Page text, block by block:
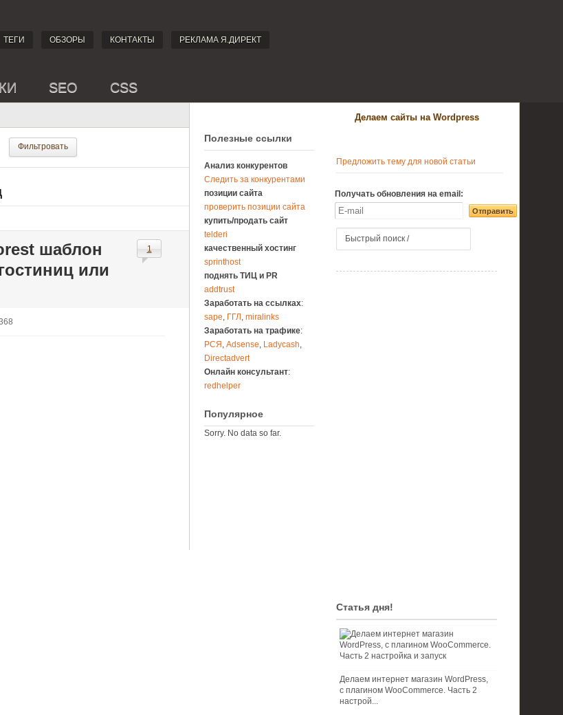
ТЕГИ ОБЗОРЫ КОНТАКТЫ РЕКЛАМА Я.ДИРЕКТ
SEO CSS
Делаем сайты на Wordpress
Предложить тему для новой статьи
Получать обновления на email:
Статья дня!
Делаем интернет магазин WordPress,
с плагином WooCommerce. Часть 2
настрой...
Полезные ссылки
Анализ конкурентов
Следить за конкурентами
позиции сайта
проверить позиции сайта
купить/продать сайт
telderi
качественный хостинг
sprinthost
поднять ТИЦ и PR
addtrust
Заработать на ссылках:
sape, ГГЛ , miralinks
Заработать на трафике:
РСЯ , Adsense, Ladycash,
Directadvert
Онлайн консультант:
redhelper
Популярное
Sorry. No data so far.
Фильтровать
шаблон
или
1